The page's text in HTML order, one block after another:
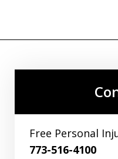
Free Personal
773-516-4100